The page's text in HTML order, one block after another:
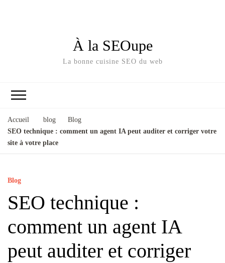
À la SEOupe
La bonne cuisine SEO du web
Accueil blog
Blog
SEO technique : comment un agent IA peut auditer et corriger votre
site à votre place
Blog
SEO technique :
comment un agent IA
peut auditer et corriger